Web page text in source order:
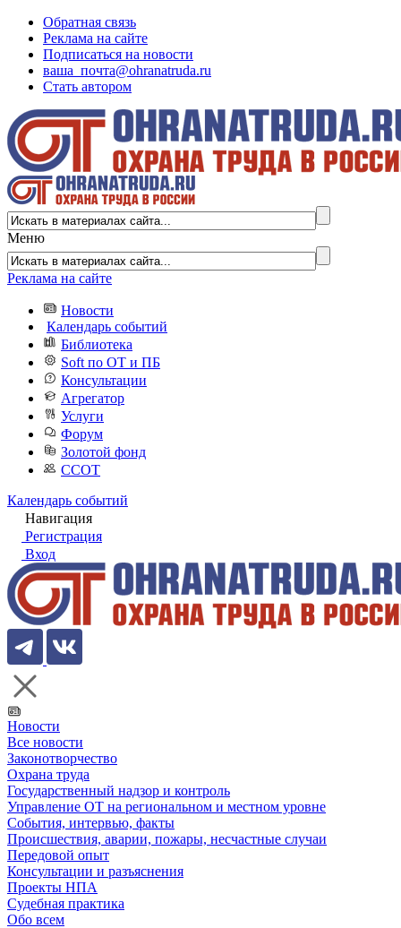
Обратная связь
Реклама на сайте
Подписаться на новости
ваша_почта@ohranatruda.ru
Стать автором
Меню
Реклама на сайте
Новости
Календарь событий
Библиотека
Soft по ОТ и ПБ
Консультации
Агрегатор
Услуги
Форум
Золотой фонд
ССОТ
Календарь событий
Навигация
Регистрация
Вход
Новости
Все новости
Законотворчество
Охрана труда
Государственный надзор и контроль
Управление ОТ на региональном и местном уровне
События, интервью, факты
Происшествия, аварии, пожары, несчастные случаи
Передовой опыт
Консультации и разъяснения
Проекты НПА
Судебная практика
Обо всем